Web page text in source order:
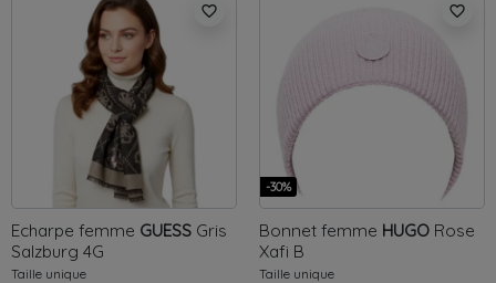
favorite_border
Echarpe femme GUESS Gris
Salzburg 4G
Taille unique
favorite_border
-30%
Bonnet femme HUGO Rose
Xafi B
Taille unique